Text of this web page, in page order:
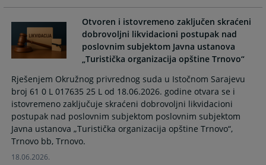
question
mark
key
get
the
keyboard
shortcuts
for
changing
dates.
question
mark
key
get
the
keyboard
shortcuts
for
Otvoren i istovremeno zaključen skraćeni
dobrovoljni likvidacioni postupak nad
poslovnim subjektom Javna ustanova
„Turistička organizacija opštine Trnovo“
Rješenjem Okružnog privrednog suda u Istočnom Sarajevu
broj 61 0 L 017635 25 L od 18.06.2026. godine otvara se i
istovremeno zaključuje skraćeni dobrovoljni likvidacioni
postupak nad poslovnim subjektom poslovnim subjektom
Javna ustanova „Turistička organizacija opštine Trnovo“,
Trnovo bb, Trnovo.
18.06.2026.